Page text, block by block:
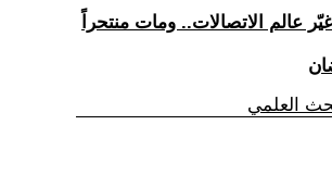
عالم الاتصالات.. ومات منتحراً
العلمي